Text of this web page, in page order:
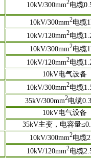
10kV/300mm2电缆
10kV/300mm2电缆
10kV/120mm2电缆
10kV/300mm2电缆
10kV/120mm2电缆
10kV电气设备
10kV/300mm2电缆
35kV/300mm2电缆
10kV电气设备
35kV主变，电容量
10kV/300mm2电缆
10kV/120mm2电缆